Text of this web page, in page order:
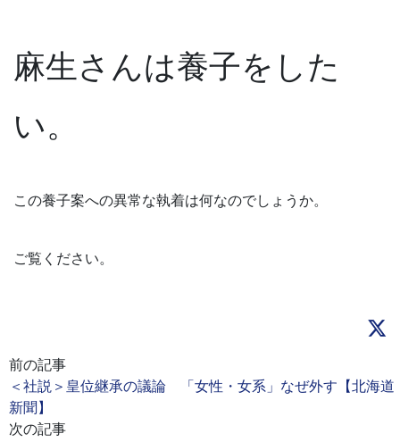
麻生さんは養子をした
い。
この養子案への異常な執着は何なのでしょうか。
ご覧ください。
前の記事
＜社説＞皇位継承の議論 「女性・女系」なぜ外す【北海道
新聞】
次の記事